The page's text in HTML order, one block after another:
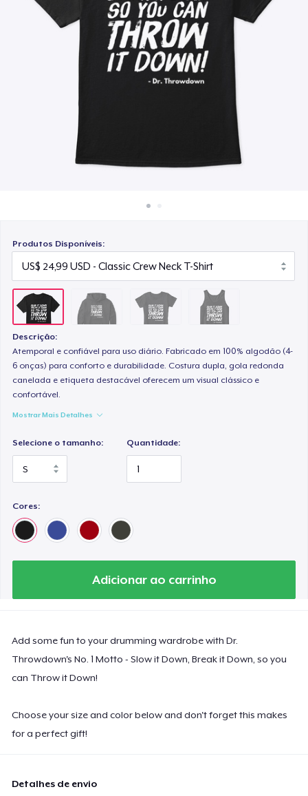
Venda em todo lugar
Venda qualquer coisa
Produtos Disponíveis:
Descrição:
Atemporal e confiável para uso diário. Fabricado em 100% algodão (4-
6 onças) para conforto e durabilidade. Costura dupla, gola redonda
canelada e etiqueta destacável oferecem um visual clássico e
confortável.
Mostrar Mais Detalhes
Selecione o tamanho: Quantidade:
Cores:
Adicionar ao carrinho
Add some fun to your drumming wardrobe with Dr.
Throwdown's No. 1 Motto - Slow it Down, Break it Down, so you
can Throw it Down!
Choose your size and color below and don't forget this makes
for a perfect gift!
Detalhes de envio
US$ 25,00
Classic Tank Top
US$ 22,99